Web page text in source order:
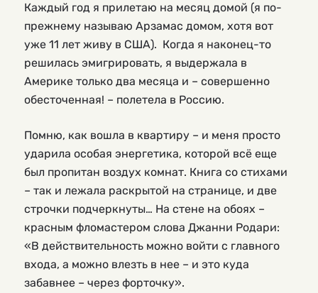
Каждый год я прилетаю на месяц домой (я по-
прежнему называю Арзамас домом, хотя вот
уже 11 лет живу в США). Когда я наконец-то
решилась эмигрировать, я выдержала в
Америке только два месяца и – совершенно
обесточенная! – полетела в Россию.
Помню, как вошла в квартиру – и меня просто
ударила особая энергетика, которой всё еще
был пропитан воздух комнат. Книга со стихами
– так и лежала раскрытой на странице, и две
строчки подчеркнуты… На стене на обоях –
красным фломастером слова Джанни Родари:
«В действительность можно войти с главного
входа, а можно влезть в нее – и это куда
забавнее – через форточку».